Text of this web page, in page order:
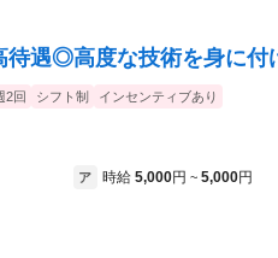
遇◎高度な技術を身に付
2回 シフト制 インセンティブあり
ア 時給 5,000円 ~ 5,000円